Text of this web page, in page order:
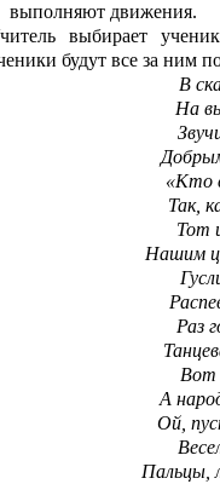
выполняют движения.
выбирает
будут все за ним
В
На
«Кто
Так,
Тот
Нашим
Раз
Вот
А
Ой,
Пальцы,